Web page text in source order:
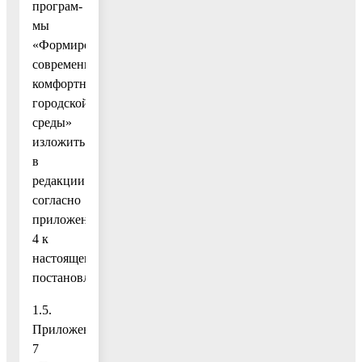
програм-
мы
«Формирование
современной
комфортной
городской
среды»
изложить
в
редакции
согласно
приложению
4 к
настоящему
постановлению;
1.5.
Приложение
7